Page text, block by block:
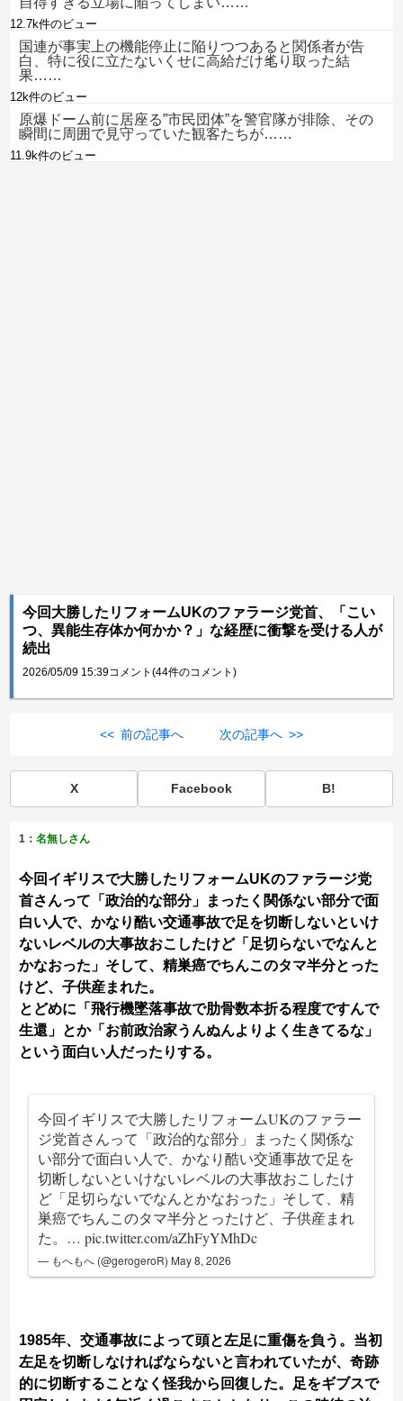
12.7k件のビュー
国連が事実上の機能停止に陥りつつあると関係者が告
白、特に役に立たないくせに高給だけ毟り取った結
果……
12k件のビュー
原爆ドーム前に居座る”市民団体”を警官隊が排除、その
瞬間に周囲で見守っていた観客たちが……
11.9k件のビュー
今回大勝したリフォームUKのファラージ党首、「こい
つ、異能生存体か何かか？」な経歴に衝撃を受ける人が
続出
2026/05/09 15:39コメント(44件のコメント)
<< 前の記事へ 次の記事へ >>
X Facebook B!
1：名無しさん
今回イギリスで大勝したリフォームUKのファラージ党
首さんって「政治的な部分」まったく関係ない部分で面
白い人で、かなり酷い交通事故で足を切断しないといけ
ないレベルの大事故おこしたけど「足切らないでなんと
かなおった」そして、精巣癌でちんこのタマ半分とった
けど、子供産まれた。
とどめに「飛行機墜落事故で肋骨数本折る程度ですんで
生還」とか「お前政治家うんぬんよりよく生きてるな」
という面白い人だったりする。
今回イギリスで大勝したリフォームUKのファラー
ジ党首さんって「政治的な部分」まったく関係な
い部分で面白い人で、かなり酷い交通事故で足を
切断しないといけないレベルの大事故おこしたけ
ど「足切らないでなんとかなおった」そして、精
巣癌でちんこのタマ半分とったけど、子供産まれ
た。…pic.twitter.com/aZhFyYMhDc
— もへもへ (@gerogeroR) May 8, 2026
1985年、交通事故によって頭と左足に重傷を負う。当初
左足を切断しなければならないと言われていたが、奇跡
的に切断することなく怪我から回復した。足をギブスで